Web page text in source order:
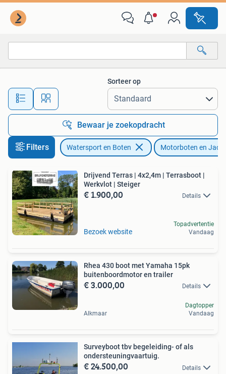
Alle afstanden…
Sorteer op
Bewaar je zoekopdracht
Filters Watersport en Boten Motorboten en
Drijvend Terras | 4x2,4m | Terrasboot |
Werkvlot | Steiger
€ 1.900,00 Details
Bezoek website
Topadvertentie
Vandaag
Rhea 430 boot met Yamaha 15pk
buitenboordmotor en trailer
€ 3.000,00 Details
Alkmaar
Dagtopper
Vandaag
Surveyboot tbv begeleiding- of als
ondersteuningvaartuig.
€ 24.500,00 Details